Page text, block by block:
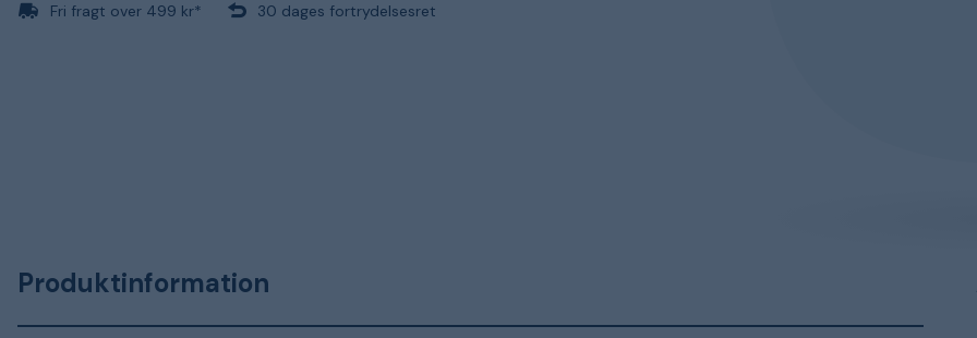
Fri fragt over 499 kr* 30 dages fortrydelsesret
Produktinformation